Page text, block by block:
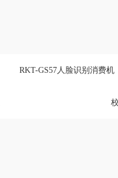
RKT-GS57人脸识别消费机